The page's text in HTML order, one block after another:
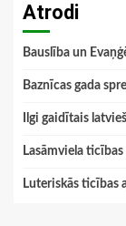
Atrodi
Bauslība un
Baznīcas gada
Ilgi gaidītais
Lasāmviela ticības
Luteriskās ticības